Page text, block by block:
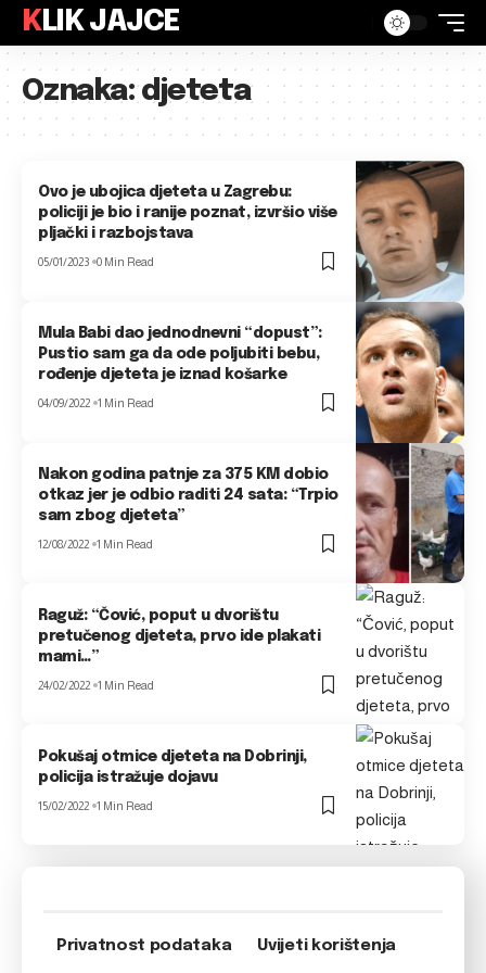
KLIK JAJCE
Oznaka:djeteta
Ovo je ubojica djeteta u Zagrebu:
policiji je bio i ranije poznat, izvršio više
pljački i razbojstava
05/01/2023 0 Min Read
Mula Babi dao jednodnevni “dopust”:
Pustio sam ga da ode poljubiti bebu,
rođenje djeteta je iznad košarke
04/09/2022 1 Min Read
Nakon godina patnje za 375 KM dobio
otkaz jer je odbio raditi 24 sata: “Trpio
sam zbog djeteta”
12/08/2022 1 Min Read
Raguž: “Čović, poput u dvorištu
pretučenog djeteta, prvo ide plakati
mami…”
24/02/2022 1 Min Read
Pokušaj otmice djeteta na Dobrinji,
policija istražuje dojavu
15/02/2022 1 Min Read
Privatnost podataka Uvijeti korištenja